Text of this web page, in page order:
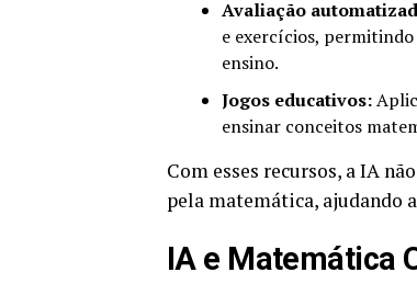
Avaliação
e exercícios,
ensino.
Jogos educativos:
ensinar conceitos
Com esses recursos, a IA
pela matemática, ajudando
IA e Matemática